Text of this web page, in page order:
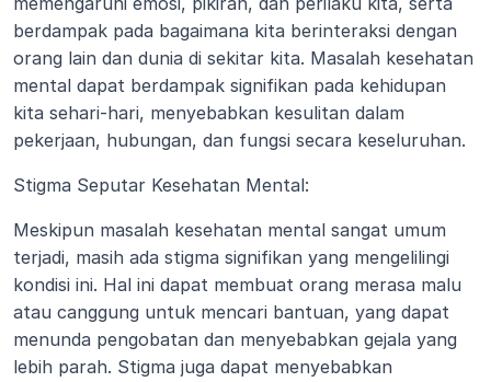
berdampak pada bagaimana kita berinteraksi dengan
orang lain dan dunia di sekitar kita. Masalah kesehatan
mental dapat berdampak signifikan pada kehidupan
kita sehari-hari, menyebabkan kesulitan dalam
pekerjaan, hubungan, dan fungsi secara keseluruhan.
Stigma Seputar Kesehatan Mental:
Meskipun masalah kesehatan mental sangat umum
terjadi, masih ada stigma signifikan yang mengelilingi
kondisi ini. Hal ini dapat membuat orang merasa malu
atau canggung untuk mencari bantuan, yang dapat
menunda pengobatan dan menyebabkan gejala yang
lebih parah. Stigma juga dapat menyebabkan